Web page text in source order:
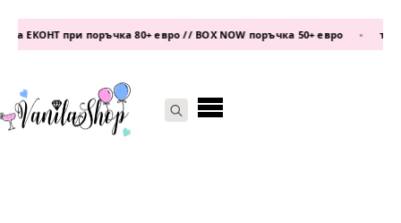
при поръчка 80+ евро // BOX NOW поръчка 50+ евро •